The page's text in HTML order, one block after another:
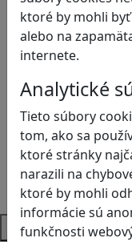
ktoré by mohli
alebo na
internete.
Analytické
Tieto súbory
tom, ako sa
ktoré stránky
narazili na
ktoré by mohli
informácie sú
funkčnosti
Kreativita
Kritické
Kyberšikana
Ľudské práva
Motorika a
Sociálne
Strategické
Zdravie a
Platformy